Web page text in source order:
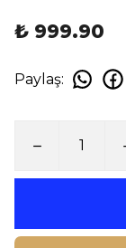
₺ 999.90
Paylaş: